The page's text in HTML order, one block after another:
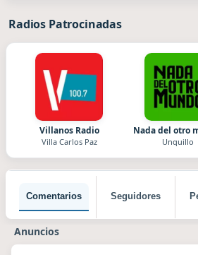
Radios Patrocinadas
Villanos Radio
Villa Carlos Paz
Nada del otro
Unquillo
Comentarios Seguidores
Anuncios